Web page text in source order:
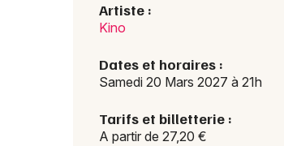
Artiste :
Kino
Dates et horaires :
Samedi 20 Mars 2027 à 21h
Tarifs et billetterie :
A partir de 27,20 €